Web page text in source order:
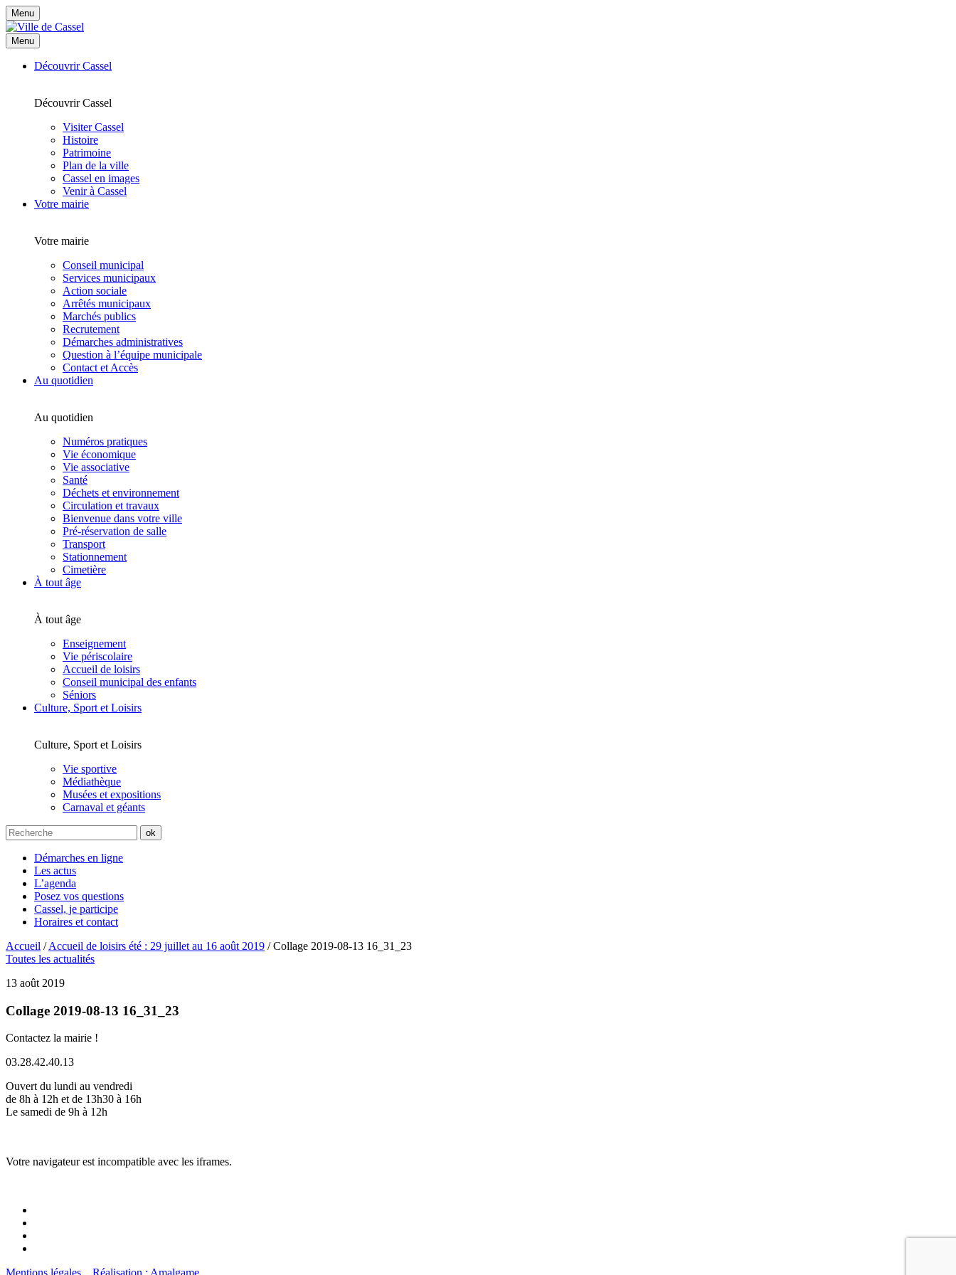
Menu
Menu
Découvrir Cassel
Découvrir Cassel
Visiter Cassel
Histoire
Patrimoine
Plan de la ville
Cassel en images
Venir à Cassel
Votre mairie
Votre mairie
Conseil municipal
Services municipaux
Action sociale
Arrêtés municipaux
Marchés publics
Recrutement
Démarches administratives
Question à l’équipe municipale
Contact et Accès
Au quotidien
Au quotidien
Numéros pratiques
Vie économique
Vie associative
Santé
Déchets et environnement
Circulation et travaux
Bienvenue dans votre ville
Pré-réservation de salle
Transport
Stationnement
Cimetière
À tout âge
À tout âge
Enseignement
Vie périscolaire
Accueil de loisirs
Conseil municipal des enfants
Séniors
Culture, Sport et Loisirs
Culture, Sport et Loisirs
Vie sportive
Médiathèque
Musées et expositions
Carnaval et géants
Démarches en ligne
Les actus
L’agenda
Posez vos questions
Cassel, je participe
Horaires et contact
Accueil /Accueil de loisirs été : 29 juillet au 16 août 2019 /Collage 2019-08-13 16_31_23
Toutes les actualités
13 août 2019
Collage 2019-08-13 16_31_23
Contactez la mairie !
03.28.42.40.13
Ouvert du lundi au vendredi
de 8h à 12h et de 13h30 à 16h
Le samedi de 9h à 12h
Votre navigateur est incompatible avec les iframes.